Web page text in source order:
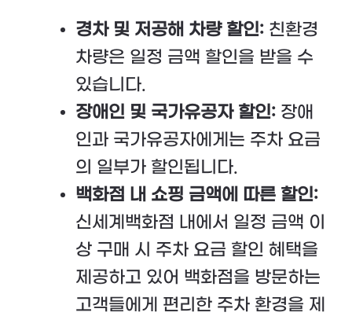
경차 및 저공해 차량 할인: 친환경
차량은 일정 금액 할인을 받을 수
있습니다.
장애인 및 국가유공자 할인: 장애
인과 국가유공자에게는 주차 요금
의 일부가 할인됩니다.
백화점 내 쇼핑 금액에 따른 할인:
신세계백화점 내에서 일정 금액 이
상 구매 시 주차 요금 할인 혜택을
제공하고 있어 백화점을 방문하는
고객들에게 편리한 주차 환경을 제